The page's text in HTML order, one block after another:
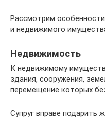
Рассмотрим
и недвижимого
Недвижимость
К недвижимому
здания, сооружения,
перемещение которых
Супруг вправе подарить